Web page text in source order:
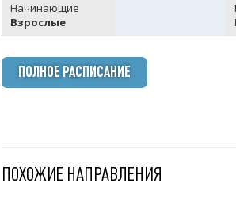
Начинающие
Взрослые
ПОЛНОЕ РАСПИСАНИЕ
ПОХОЖИЕ НАПРАВЛЕНИЯ